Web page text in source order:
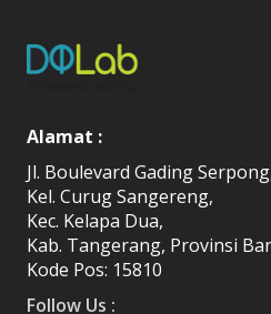
Alamat :
Jl. Boulevard Gading
Kel. Curug Sangereng,
Kec. Kelapa Dua,
Kab. Tangerang, Provinsi
Kode Pos: 15810
Follow Us :